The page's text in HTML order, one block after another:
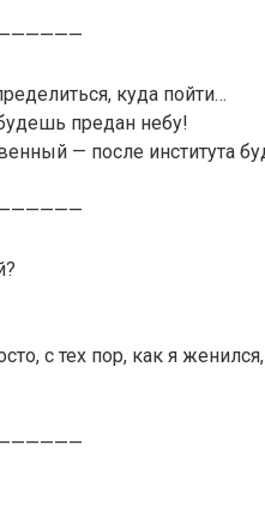
куда пойти…
предан небу!
— после института
с тех пор, как я